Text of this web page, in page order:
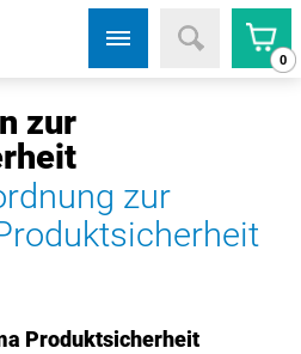
0
zur
zur
Produktsicherheit